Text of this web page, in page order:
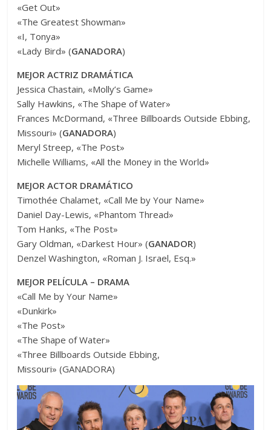
«Get Out»
«The Greatest Showman»
«I, Tonya»
«Lady Bird» (GANADORA)
MEJOR ACTRIZ DRAMÁTICA
Jessica Chastain, «Molly’s Game»
Sally Hawkins, «The Shape of Water»
Frances McDormand, «Three Billboards Outside Ebbing,
Missouri» (GANADORA)
Meryl Streep, «The Post»
Michelle Williams, «All the Money in the World»
MEJOR ACTOR DRAMÁTICO
Timothée Chalamet, «Call Me by Your Name»
Daniel Day-Lewis, «Phantom Thread»
Tom Hanks, «The Post»
Gary Oldman, «Darkest Hour» (GANADOR)
Denzel Washington, «Roman J. Israel, Esq.»
MEJOR PELÍCULA – DRAMA
«Call Me by Your Name»
«Dunkirk»
«The Post»
«The Shape of Water»
«Three Billboards Outside Ebbing,
Missouri» (GANADORA)